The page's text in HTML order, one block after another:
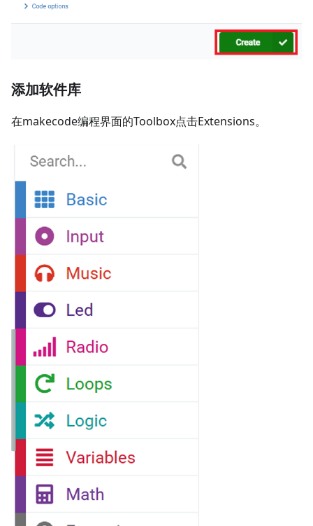
添加软件库
在makecode编程界面的Toolbox点击Extensions。